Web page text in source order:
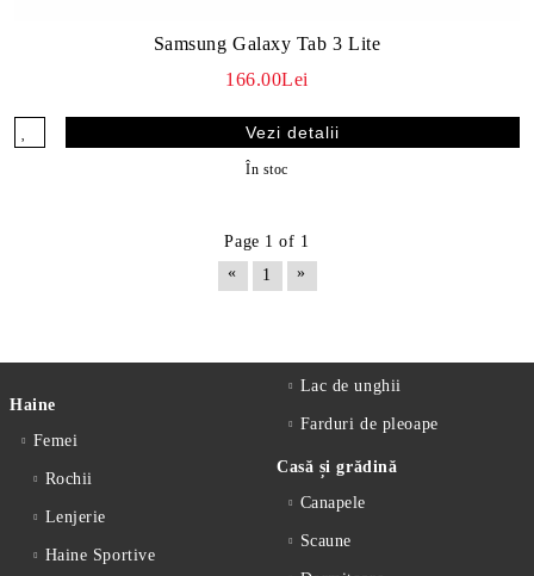
Samsung Galaxy Tab 3 Lite
166.00Lei
Vezi detalii
În stoc
Page 1 of 1
«
1 »
Haine
Femei
Rochii
Lenjerie
Haine Sportive
Lac de unghii
Farduri de pleoape
Casă și grădină
Canapele
Scaune